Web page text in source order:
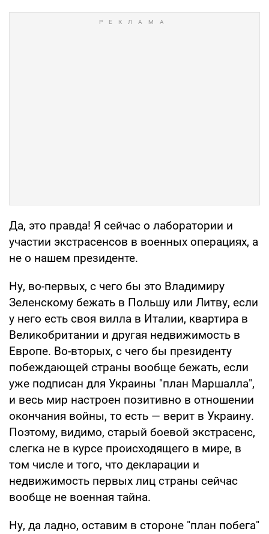
Да, это правда! Я сейчас о лаборатории и
участии экстрасенсов в военных операциях, а
не о нашем президенте.
Ну, во-первых, с чего бы это Владимиру
Зеленскому бежать в Польшу или Литву, если
у него есть своя вилла в Италии, квартира в
Великобритании и другая недвижимость в
Европе. Во-вторых, с чего бы президенту
побеждающей страны вообще бежать, если
уже подписан для Украины "план Маршалла",
и весь мир настроен позитивно в отношении
окончания войны, то есть — верит в Украину.
Поэтому, видимо, старый боевой экстрасенс,
слегка не в курсе происходящего в мире, в
том числе и того, что декларации и
недвижимость первых лиц страны сейчас
вообще не военная тайна.
Ну, да ладно, оставим в стороне "план побега"